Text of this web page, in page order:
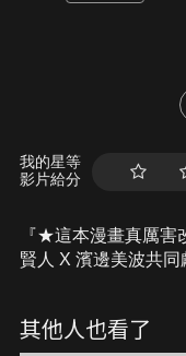
我的星等
影片給分
『★這本漫畫真厲害
賢人 X 濱邊美波共
兩國相鄰，卻長年互
其他人也看了